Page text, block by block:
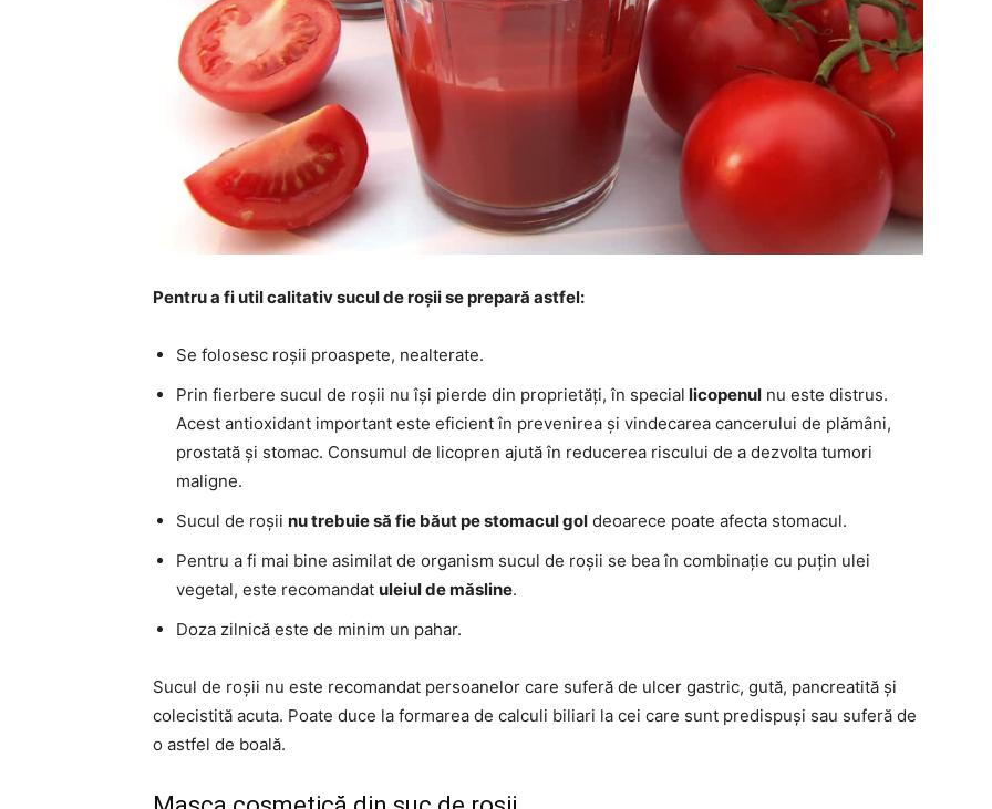
Pentru a fi util calitativ sucul de roșii se prepară astfel:
Se folosesc roșii proaspete, nealterate.
Prin fierbere sucul de roșii nu își pierde din proprietăți, în special licopenul nu este distrus.
Acest antioxidant important este eficient în prevenirea și vindecarea cancerului de plămâni,
prostată și stomac. Consumul de licopren ajută în reducerea riscului de a dezvolta tumori
maligne.
Sucul de roșii nu trebuie să fie băut pe stomacul gol deoarece poate afecta stomacul.
Pentru a fi mai bine asimilat de organism sucul de roșii se bea în combinație cu puțin ulei
vegetal, este recomandat uleiul de măsline.
Doza zilnică este de minim un pahar.
Sucul de roșii nu este recomandat persoanelor care suferă de ulcer gastric, gută, pancreatită și
colecistită acuta. Poate duce la formarea de calculi biliari la cei care sunt predispuși sau suferă de
o astfel de boală.